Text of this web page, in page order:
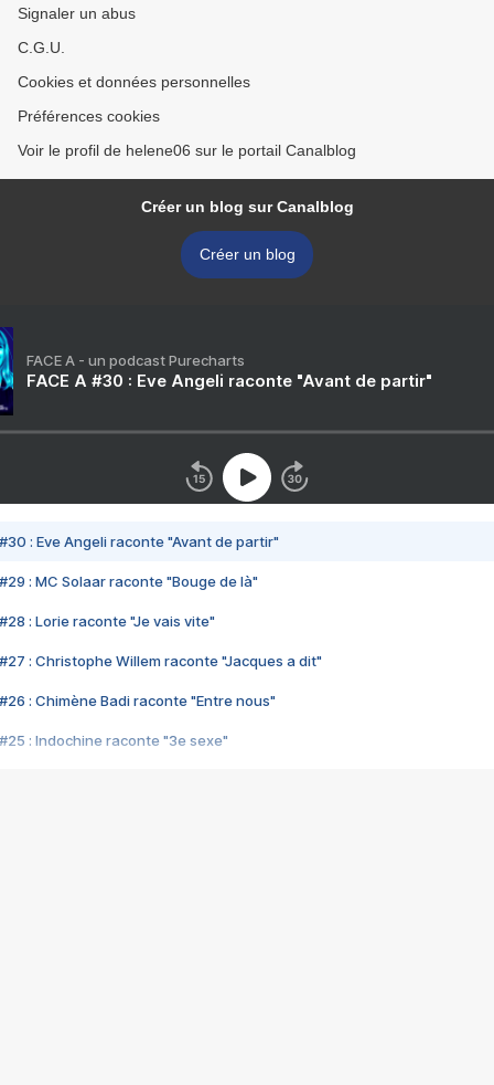
Signaler un abus
C.G.U.
Cookies et données personnelles
Préférences cookies
Voir le profil de helene06 sur le portail Canalblog
Créer un blog sur Canalblog
Créer un blog
FACE A - un podcast Purecharts
FACE A #30 : Eve Angeli raconte "Avant de partir"
#30 : Eve Angeli raconte "Avant de partir"
#29 : MC Solaar raconte "Bouge de là"
#28 : Lorie raconte "Je vais vite"
#27 : Christophe Willem raconte "Jacques a dit"
#26 : Chimène Badi raconte "Entre nous"
#25 : Indochine raconte "3e sexe"